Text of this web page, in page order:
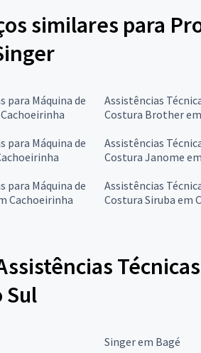
similares para
para Máquina de
Assistências
Costura Brother
para Máquina de
Assistências
Costura Janome
para Máquina de
Cachoeirinha
Assistências
Costura Siruba em
Sul
Singer em Bagé